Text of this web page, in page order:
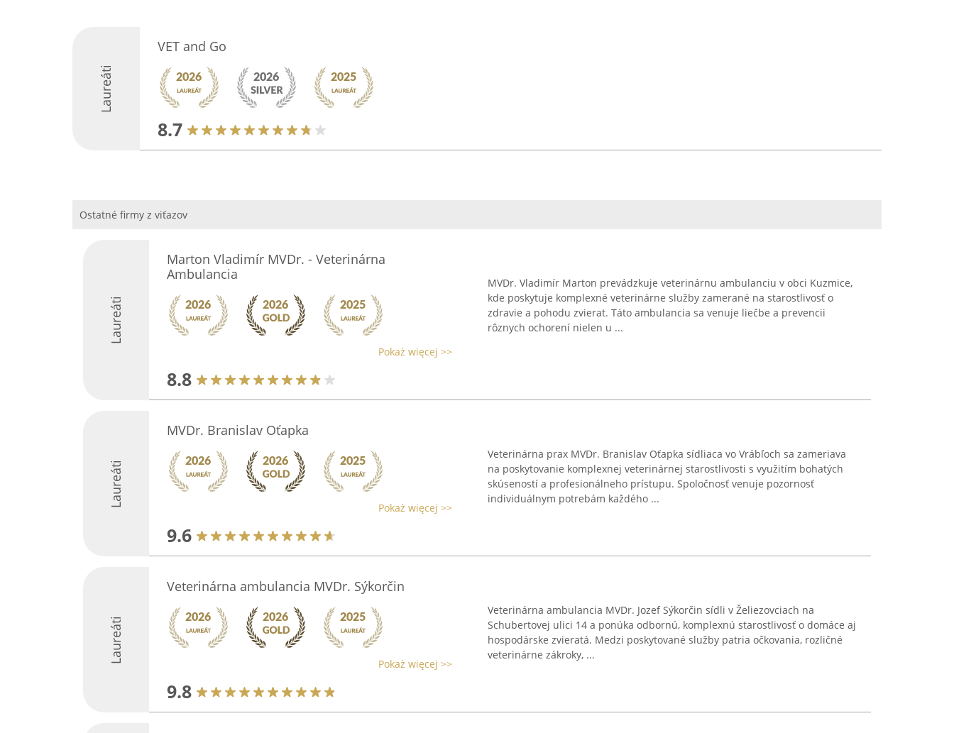
Laureáti
VET and Go
8.7
Ostatné firmy z viťazov
Laureáti
Marton Vladimír MVDr. - Veterinárna
Ambulancia
Pokaż więcej >>
8.8
MVDr. Vladimír Marton prevádzkuje veterinárnu ambulanciu v obci Kuzmice,
kde poskytuje komplexné veterinárne služby zamerané na starostlivosť o
zdravie a pohodu zvierat. Táto ambulancia sa venuje liečbe a prevencii
rôznych ochorení nielen u ...
Laureáti
MVDr. Branislav Oťapka
Pokaż więcej >>
9.6
Veterinárna prax MVDr. Branislav Oťapka sídliaca vo Vrábľoch sa zameriava
na poskytovanie komplexnej veterinárnej starostlivosti s využitím bohatých
skúseností a profesionálneho prístupu. Spoločnosť venuje pozornosť
individuálnym potrebám každého ...
Laureáti
Veterinárna ambulancia MVDr. Sýkorčin
Pokaż więcej >>
9.8
Veterinárna ambulancia MVDr. Jozef Sýkorčin sídli v Želiezovciach na
Schubertovej ulici 14 a ponúka odbornú, komplexnú starostlivosť o domáce aj
hospodárske zvieratá. Medzi poskytované služby patria očkovania, rozličné
veterinárne zákroky, ...